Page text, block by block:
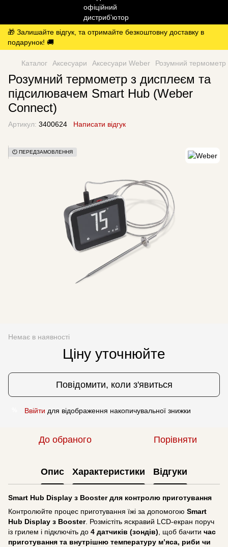
🎁 Залишайте відгук, та отримайте безкоштовну доставку в
подарунок! 🚚
Каталог Аксесуари Аксесуари Weber Розумний
Розумний термометр з дисплеєм та
підсилювачем Smart Hub (Weber
Connect)
Артикул: 3400624 Написати відгук
⏱️ ПЕРЕДЗАМОВЛЕННЯ
Немає в наявності
Ціну уточнюйте
Повідомити, коли з'явиться
Ввійти для відображення накопичувальної знижки
До обраного Порівняти
Опис Характеристики Відгуки
Smart Hub Display з Booster для контролю приготування
Контролюйте процес приготування їжі за допомогою Smart
Hub Display з Booster. Розмістіть яскравий LCD-екран поруч
із грилем і підключіть до 4 датчиків (зондів) , щоб бачити час
приготування та внутрішню температуру м’яса, риби чи